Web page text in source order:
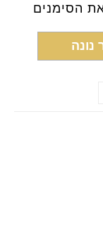
הסימנים
נונה